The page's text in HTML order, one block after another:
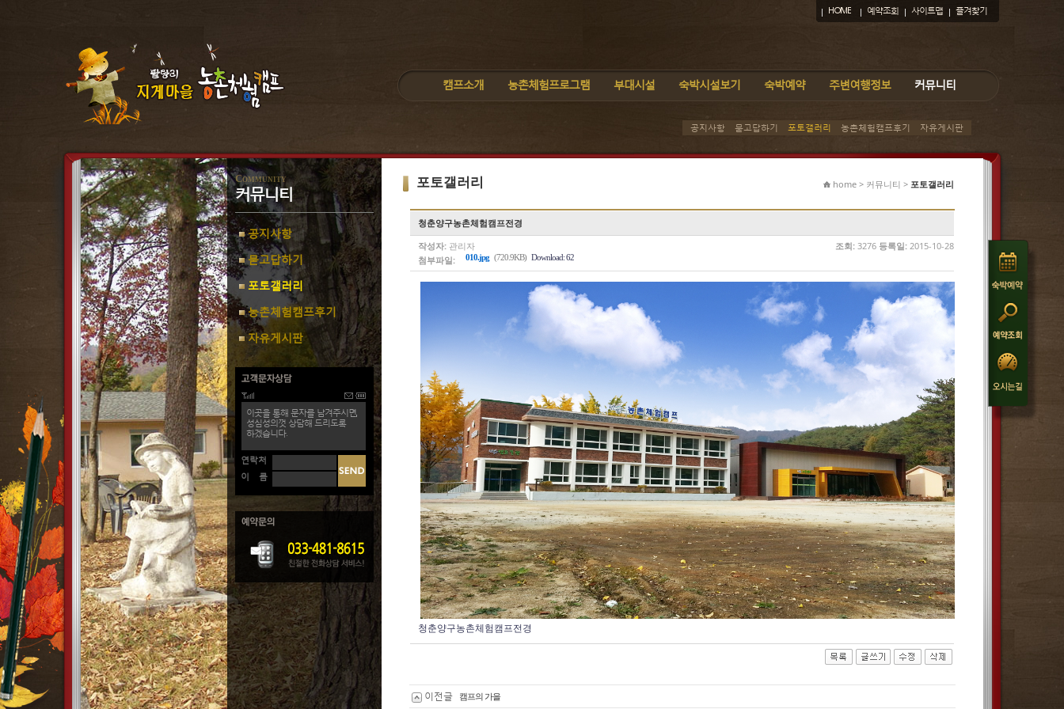
HOME 예약조회 사이트맵 즐겨찾기
캠프소개 농촌체험프로그램 부대시설 숙박시설보기 숙박예약 주변여행정보 커뮤니티
공지사항 묻고답하기 포토갤러리 농촌체험캠프후기 자유게시판
Community
커뮤니티
공지사항
묻고답하기
포토갤러리
농촌체험캠프후기
자유게시판
이곳을 통해 문자를 남겨주시면,
성심성의껏 상담해 드리도록
하겠습니다.
연락처
이 름
포토갤러리 home > 커뮤니티 > 포토갤러리
청춘양구농촌체험캠프전경
작성자: 관리자 조회: 3276 등록일: 2015-10-28
첨부파일:
010.jpg (720.9KB) Download: 62
청춘양구농촌체험캠프전경
이전글 캠프의 가을